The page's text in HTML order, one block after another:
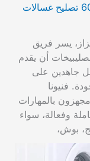
فني تصليح غسالات الصليبيخات 60615556 تصليح غسالات
يسر فريق
أن يقدم
جاهدين على
فنيونا
بالمهارات
وفعالة، سواء
بوش،